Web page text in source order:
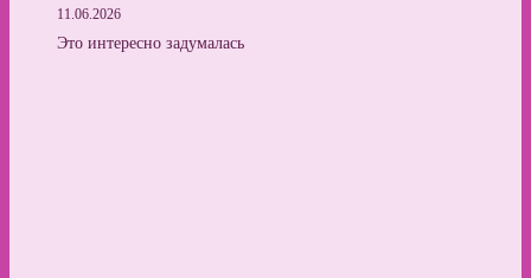
11.06.2026
Это интересно задумалась